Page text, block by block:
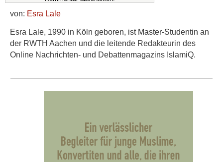
von: Esra Lale
Esra Lale, 1990 in Köln geboren, ist Master-Studentin an
der RWTH Aachen und die leitende Redakteurin des
Online Nachrichten- und Debattenmagazins IslamiQ.